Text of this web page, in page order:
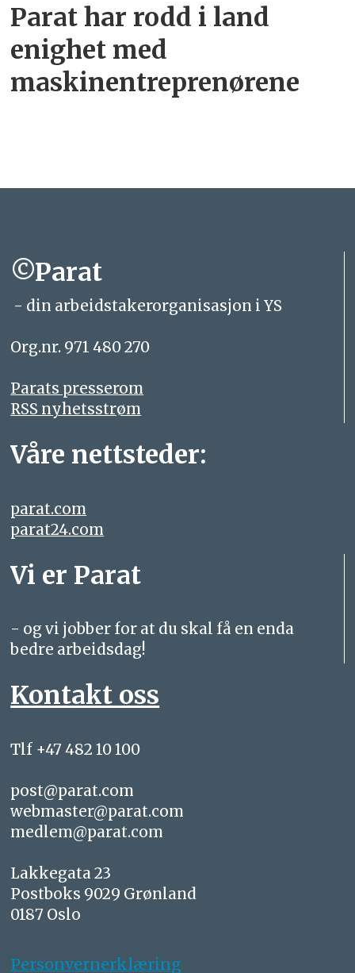
Parat har rodd i land
enighet med
maskinentreprenørene
©Parat
- din arbeidstakerorganisasjon i YS
Org.nr. 971 480 270
Parats presserom
RSS nyhetsstrøm
Våre nettsteder:
parat.com
parat24.com
Vi er Parat
- og vi jobber for at du skal få en enda
bedre arbeidsdag!
Kontakt oss
Tlf +47 482 10 100
post@parat.com
webmaster@parat.com
medlem@parat.com
Lakkegata 23
Postboks 9029 Grønland
0187 Oslo
Personvernerklæring